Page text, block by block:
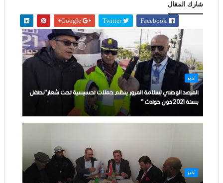
شارك المقال
Facebook
Twitter
Google+
أخبار
المرصد الوطني لسلامة المرور ينظم حملات تحسيسية تحت شعار"نحتفل
بسنة 2021 دون حوادث "
أخبار